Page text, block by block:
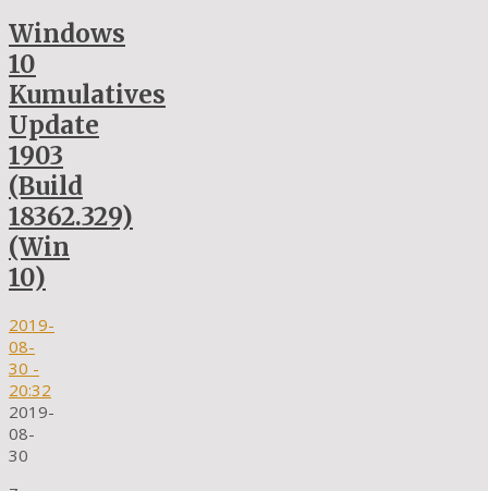
Windows
10
Kumulatives
Update
1903
(Build
18362.329)
(Win
10)
2019-
08-
30 -
20:32
2019-
08-
30